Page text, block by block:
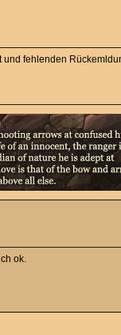
fehlenden
ok.